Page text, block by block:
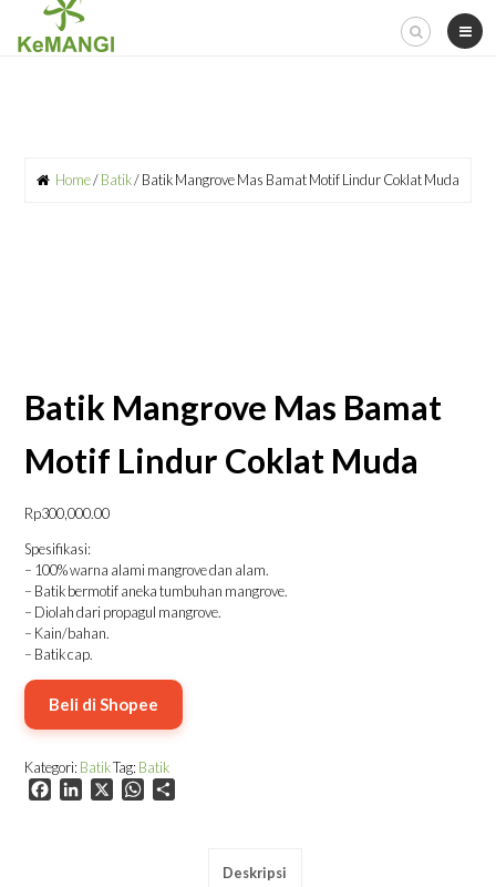
content
Home/Batik/ Batik Mangrove Mas Bamat Motif Lindur Coklat Muda
Batik Mangrove Mas Bamat
Motif Lindur Coklat Muda
Rp300,000.00
Spesifikasi:
– 100% warna alami mangrove dan alam.
– Batik bermotif aneka tumbuhan mangrove.
– Diolah dari propagul mangrove.
– Kain/bahan.
– Batik cap.
Beli di Shopee
Kategori: BatikTag: Batik
Facebook
LinkedIn WhatsApp
Deskripsi